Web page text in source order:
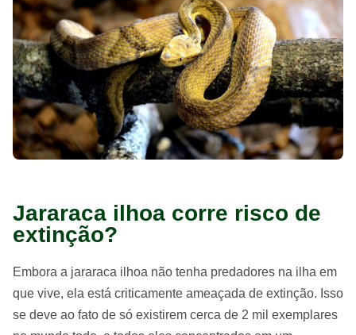
Jararaca ilhoa corre risco de
extinção?
Embora a jararaca ilhoa não tenha predadores na ilha em
que vive, ela está criticamente ameaçada de extinção. Isso
se deve ao fato de só existirem cerca de 2 mil exemplares